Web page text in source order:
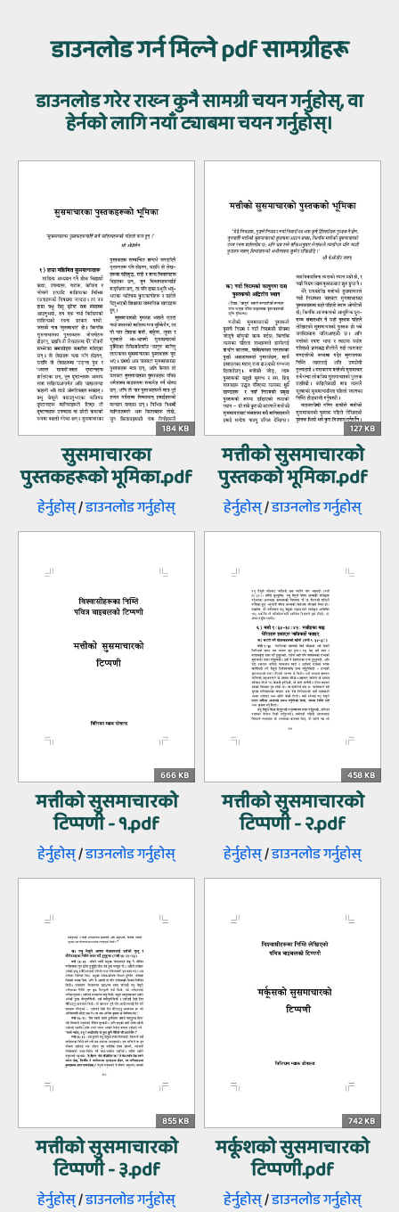
डाउनलोड गर्न मिल्‍ने pdf सामग्रीहरू
डाउनलोड गरेर राख्‍न कुनै सामग्री चयन गर्नुहोस्, वा
हेर्नको लागि नयाँ ट्याबमा चयन गर्नुहोस्।
184 KB
सुसमाचारका
पुस्तकहरूको भूमिका.pdf
हेर्नुहोस्‌/डाउनलोड गर्नुहोस्‌
127 KB
मत्तीको सुसमाचारको
पुस्तकको भूमिका.pdf
हेर्नुहोस्‌/डाउनलोड गर्नुहोस्‌
666 KB
मत्तीको सुसमाचारको
टिप्पणी - १.pdf
हेर्नुहोस्‌/डाउनलोड गर्नुहोस्‌
458 KB
मत्तीको सुसमाचारको
टिप्पणी - २.pdf
हेर्नुहोस्‌/डाउनलोड गर्नुहोस्‌
855 KB
मत्तीको सुसमाचारको
टिप्पणी - ३.pdf
हेर्नुहोस्‌/डाउनलोड गर्नुहोस्‌
742 KB
मर्कूशको सुसमाचारको
टिप्पणी.pdf
हेर्नुहोस्‌/डाउनलोड गर्नुहोस्‌